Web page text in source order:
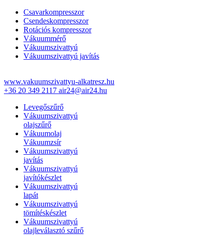
Csavarkompresszor
Csendeskompresszor
Rotációs kompresszor
Vákuummérő
Vákuumszivattyú
Vákuumszivattyú javítás
www.vakuumszivattyu-alkatresz.hu
+36 20 349 2117 air24@air24.hu
Levegőszűrő
Vákuumszivattyú
olajszűrő
Vákuumolaj
Vákuumzsír
Vákuumszivattyú
javítás
Vákuumszivattyú
javítókészlet
Vákuumszivattyú
lapát
Vákuumszivattyú
tömítéskészlet
Vákuumszivattyú
olajleválasztó szűrő